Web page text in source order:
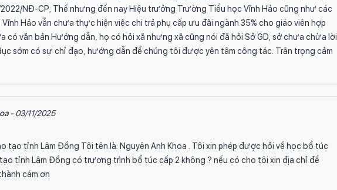
NĐ-CP; Thế nhưng đến nay Hiệu trưởng Trường Tiểu học Vĩnh Hảo cũng như các
Hảo vẫn chưa thực hiện việc chi trả phụ cấp ưu đãi ngành 35% cho giáo viên hợp
có văn bản Hướng dẫn, họ có hỏi xã nhưng xã cũng nói đã hỏi Sở GD, sở chưa chửa lời
sớm có sự chỉ đạo, hướng dẫn để chúng tôi được yên tâm công tác. Trân trọng cảm
- 03/11/2025
tạo tỉnh Lâm Đồng Tôi tên là: Nguyên Anh Khoa . Tôi xin phép được hỏi về học bổ túc
tỉnh Lâm Đồng có trương trình bổ túc cấp 2 không ? nếu có cho tôi xin địa chỉ để
cám ơn